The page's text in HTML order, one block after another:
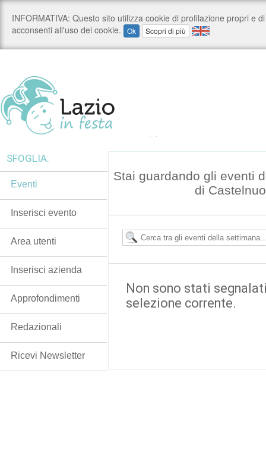
Stai guardando gli eventi
di
Non sono stati
selezione corrente.
SFOGLIA:
Eventi
Inserisci evento
Area utenti
Inserisci azienda
Approfondimenti
Redazionali
Ricevi Newsletter